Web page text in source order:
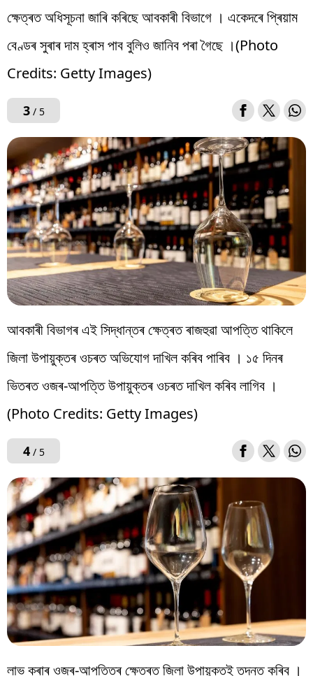
ক্ষেত্ৰত অধিসূচনা জাৰি কৰিছে আবকাৰী বিভাগে । একেদৰে প্ৰিয়াম
বেণ্ডৰ সুৰাৰ দাম হ্ৰাস পাব বুলিও জানিব পৰা গৈছে ।(Photo
Credits: Getty Images)
3/ 5
আবকাৰী বিভাগৰ এই সিদ্ধান্তৰ ক্ষেত্ৰত ৰাজহুৱা আপত্তি থাকিলে
জিলা উপায়ুক্তৰ ওচৰত অভিযোগ দাখিল কৰিব পাৰিব । ১৫ দিনৰ
ভিতৰত ওজৰ-আপত্তি উপায়ুক্তৰ ওচৰত দাখিল কৰিব লাগিব ।
(Photo Credits: Getty Images)
4/ 5
লাভ কৰাৰ ওজৰ-আপত্তিৰ ক্ষেত্ৰত জিলা উপায়ুক্তই তদন্ত কৰিব ।